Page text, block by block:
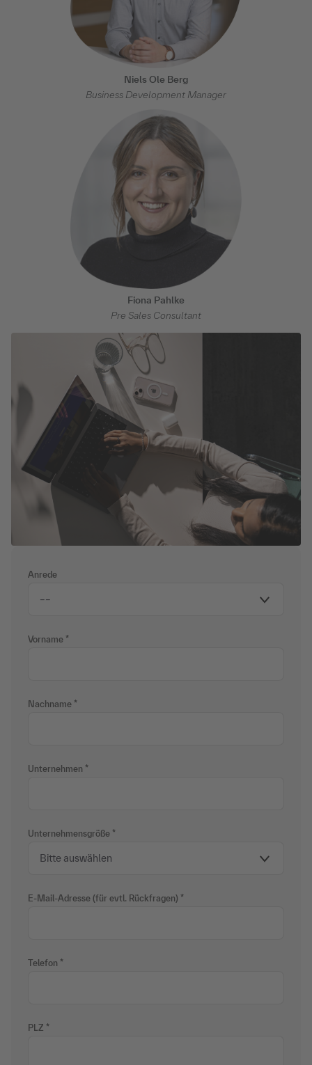
Niels Ole Berg
Business Development Manager
Fiona Pahlke
Pre Sales Consultant
Anrede
Vorname
Nachname
Unternehmen
Unternehmensgröße
E-Mail-Adresse (für evtl. Rückfragen)
Telefon
PLZ